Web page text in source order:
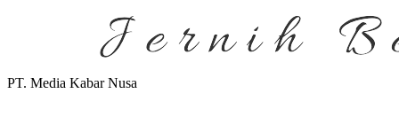
PT. Media Kabar Nusa